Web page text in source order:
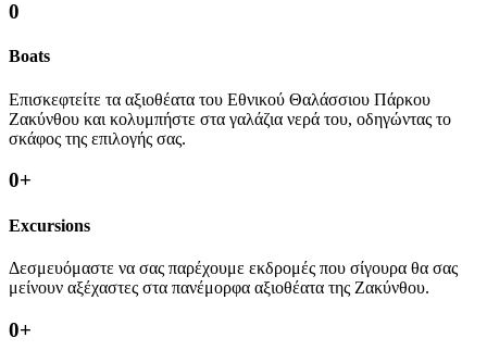
0
Boats
Επισκεφτείτε τα αξιοθέατα του Εθνικού Θαλάσσιου Πάρκου
Ζακύνθου και κολυμπήστε στα γαλάζια νερά του, οδηγώντας το
σκάφος της επιλογής σας.
0+
Excursions
Δεσμευόμαστε να σας παρέχουμε εκδρομές που σίγουρα θα σας
μείνουν αξέχαστες στα πανέμορφα αξιοθέατα της Ζακύνθου.
0+